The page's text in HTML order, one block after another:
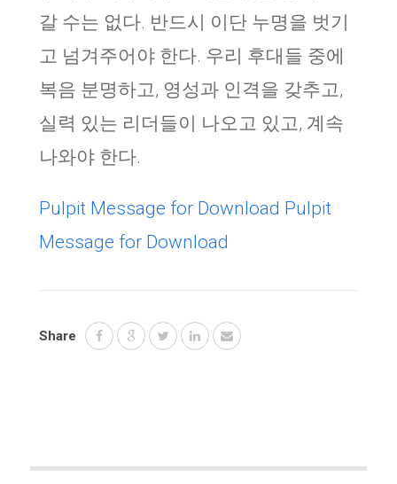
갈 수는 없다. 반드시 이단 누명을 벗기
고 넘겨주어야 한다. 우리 후대들 중에
복음 분명하고, 영성과 인격을 갖추고,
실력 있는 리더들이 나오고 있고, 계속
나와야 한다.
Pulpit Message for Download Pulpit
Message for Download
Share